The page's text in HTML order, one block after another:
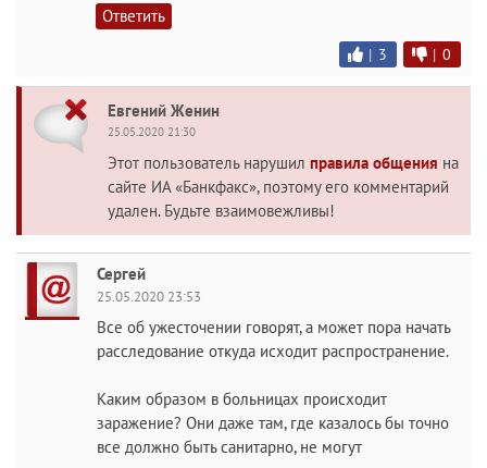
Ответить
| 3 | 0
Евгений Женин
25.05.2020 21:30
Этот пользователь нарушил правила общения на
сайте ИА «Банкфакс», поэтому его комментарий
удален. Будьте взаимовежливы!
Сергей
25.05.2020 23:53
Все об ужесточении говорят, а может пора начать
расследование откуда исходит распространение.
Каким образом в больницах происходит
заражение? Они даже там, где казалось бы точно
все должно быть санитарно, не могут